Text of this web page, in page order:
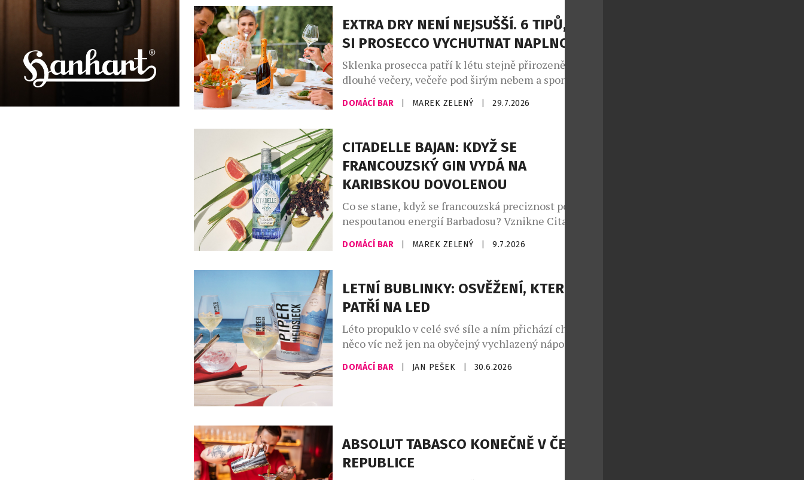
EXTRA DRY NENÍ NEJSUŠŠÍ. 6 TIPŮ, JAK
SI PROSECCO VYCHUTNAT NAPLNO
Sklenka prosecca patří k létu stejně přirozeně jako
dlouhé večery, večeře pod širým nebem a spontánní
setkání s přáteli. Své pevné místo si našlo také v
našich skleničkách. Česká republika je sedmým
jemně perlivého frizzante jí patří dokonce druhé
místo. Mezinárodní den prosecca, který každoročně
připadá na […]
DOMÁCÍ BAR MAREK ZELENÝ 29.7.2026
CITADELLE BAJAN: KDYŽ SE
FRANCOUZSKÝ GIN VYDÁ NA
KARIBSKOU DOVOLENOU
Co se stane, když se francouzská preciznost potká s
nespoutanou energií Barbadosu? Vznikne Citadelle
Bajan – limitovaná edice ginu, která dokazuje, že i
francouzská elegance si umí zout boty a tančit bosá v
ostrova, kde se zrodil rum. Výsledkem je jedna z
nejzajímavějších novinek letošního roku. […]
DOMÁCÍ BAR MAREK ZELENÝ 9.7.2026
LETNÍ BUBLINKY: OSVĚŽENÍ, KTERÉ
PATŘÍ NA LED
Léto propuklo v celé své síle a ním přichází chuť na
něco víc než jen na obyčejný vychlazený nápoj.
Champagne Riviera Demi Sec a Anna de Codorníu
Ice Edition ukazují, že šumivá vína mohou nabídnout
DOMÁCÍ BAR JAN PEŠEK 30.6.2026
ABSOLUT TABASCO KONEČNĚ V ČESKÉ
REPUBLICE